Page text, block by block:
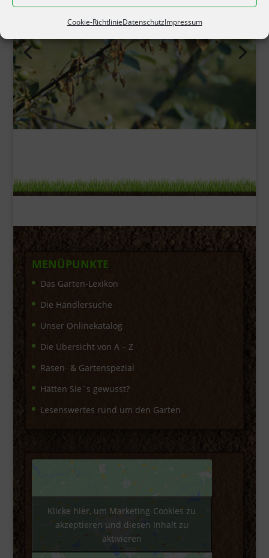
Cookie-RichtlinieDatenschutzImpressum
MENÜPUNKTE
Das Garten-Lexikon
Die Händlersuche
Unser Onlinekatalog
Die Übersicht von A – Z
Rasen- & Gartenspezial
Hätten Sie´s gewusst?
Lesenswertes rund um den Garten
Klicke hier, um Marketing-Cookies zu
akzeptieren und diesen Inhalt zu
aktivieren